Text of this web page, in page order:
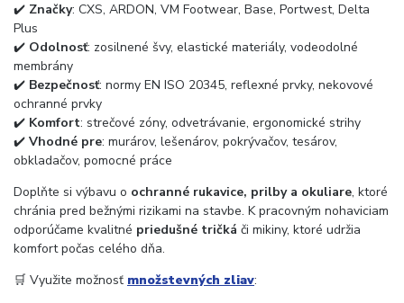
✔️ Značky: CXS, ARDON, VM Footwear, Base, Portwest, Delta
Plus
✔️ Odolnosť: zosilnené švy, elastické materiály, vodeodolné
membrány
✔️ Bezpečnosť: normy EN ISO 20345, reflexné prvky, nekovové
ochranné prvky
✔️ Komfort: strečové zóny, odvetrávanie, ergonomické strihy
✔️ Vhodné pre: murárov, lešenárov, pokrývačov, tesárov,
obkladačov, pomocné práce
Doplňte si výbavu o ochranné rukavice, prilby a okuliare, ktoré
chránia pred bežnými rizikami na stavbe. K pracovným nohaviciam
odporúčame kvalitné priedušné tričká či mikiny, ktoré udržia
komfort počas celého dňa.
🛒 Využite možnosť množstevných zliav: